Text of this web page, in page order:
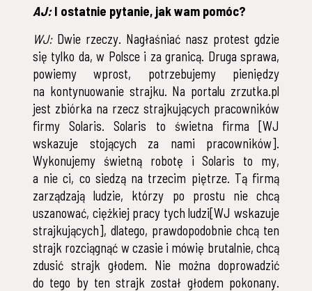
AJ:I ostatnie pytanie, jak wam pomóc?
WJ: Dwie rzeczy. Nagłaśniać nasz protest gdzie
się tylko da, w Polsce i za granicą. Druga sprawa,
powiemy wprost, potrzebujemy pieniędzy
na kontynuowanie strajku. Na portalu zrzutka.pl
jest zbiórka na rzecz strajkujących pracowników
firmy Solaris. Solaris to świetna firma [WJ
wskazuje stojących za nami pracowników].
Wykonujemy świetną robotę i Solaris to my,
a nie ci, co siedzą na trzecim piętrze. Tą firmą
zarządzają ludzie, którzy po prostu nie chcą
uszanować, ciężkiej pracy tych ludzi[WJ wskazuje
strajkujących], dlatego, prawdopodobnie chcą ten
strajk rozciągnąć w czasie i mówię brutalnie, chcą
zdusić strajk głodem. Nie można doprowadzić
do tego by ten strajk został głodem pokonany.